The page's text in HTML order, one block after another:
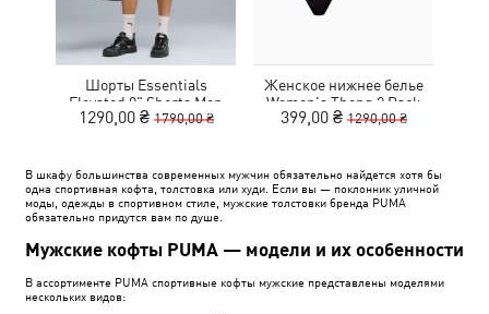
Шорты Essentials
Elevated 9" Shorts Men
1290,00 ₴ 1790,00 ₴
Женское нижнее белье
Women's Thong 2 Pack
399,00 ₴ 1290,00 ₴
В шкафу большинства современных мужчин обязательно найдется хотя бы
одна спортивная кофта, толстовка или худи. Если вы — поклонник уличной
моды, одежды в спортивном стиле, мужские толстовки бренда PUMA
обязательно придутся вам по душе.
Мужские кофты PUMA — модели и их особенности
В ассортименте PUMA спортивные кофты мужские представлены моделями
нескольких видов: